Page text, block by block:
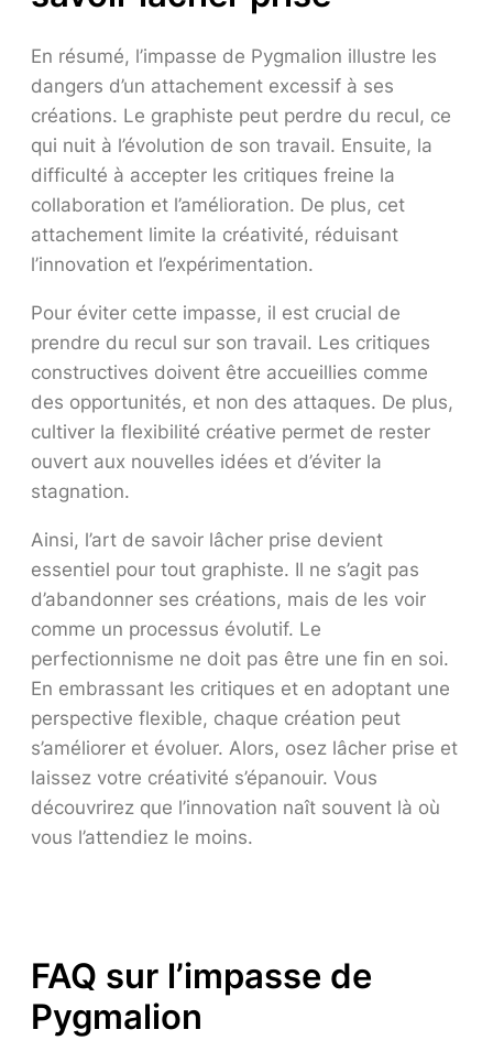
En résumé, l’impasse de Pygmalion illustre les
dangers d’un attachement excessif à ses
créations. Le graphiste peut perdre du recul, ce
qui nuit à l’évolution de son travail. Ensuite, la
difficulté à accepter les critiques freine la
collaboration et l’amélioration. De plus, cet
attachement limite la créativité, réduisant
l’innovation et l’expérimentation.
Pour éviter cette impasse, il est crucial de
prendre du recul sur son travail. Les critiques
constructives doivent être accueillies comme
des opportunités, et non des attaques. De plus,
cultiver la flexibilité créative permet de rester
ouvert aux nouvelles idées et d’éviter la
stagnation.
Ainsi, l’art de savoir lâcher prise devient
essentiel pour tout graphiste. Il ne s’agit pas
d’abandonner ses créations, mais de les voir
comme un processus évolutif. Le
perfectionnisme ne doit pas être une fin en soi.
En embrassant les critiques et en adoptant une
perspective flexible, chaque création peut
s’améliorer et évoluer. Alors, osez lâcher prise et
laissez votre créativité s’épanouir. Vous
découvrirez que l’innovation naît souvent là où
vous l’attendiez le moins.
FAQ sur l’impasse de
Pygmalion